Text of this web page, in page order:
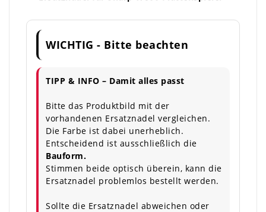
WICHTIG - Bitte beachten
TIPP & INFO – Damit alles passt
Bitte das Produktbild mit der
vorhandenen Ersatznadel vergleichen.
Die Farbe ist dabei unerheblich.
Entscheidend ist ausschließlich die
Bauform.
Stimmen beide optisch überein, kann die
Ersatznadel problemlos bestellt werden.
Sollte die Ersatznadel abweichen oder